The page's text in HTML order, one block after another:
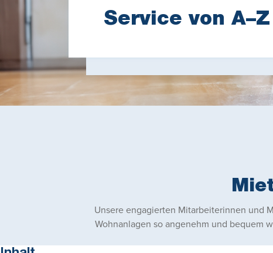
Service von A–Z
Unsere engagierten Mitarbeiterinnen und
Wohnanlagen so angenehm und bequem